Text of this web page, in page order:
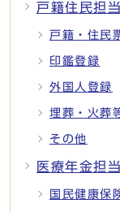
戸籍住民担当
戸籍・住民
印鑑登録
外国人登録
埋葬・火葬
その他
医療年金担当
国民健康保